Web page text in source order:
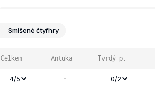
Smíšené čtyřhry
Celkem Antuka Tvrdý p.
4/5 - 0/2